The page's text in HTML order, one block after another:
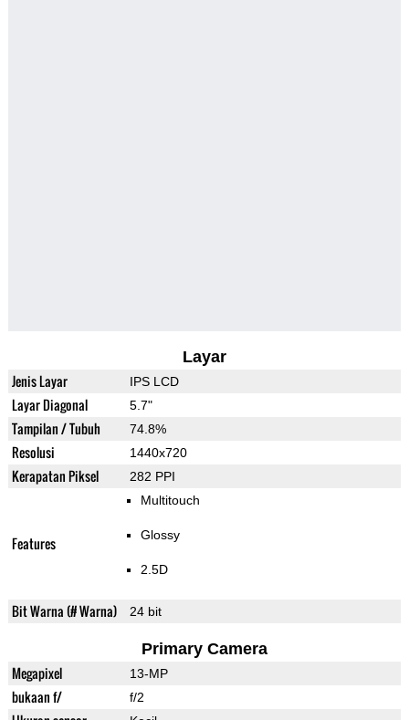
Layar
Jenis Layar IPS LCD
Layar Diagonal 5.7"
Tampilan / Tubuh 74.8%
Resolusi 1440x720
Kerapatan Piksel 282 PPI
Features
Multitouch
Glossy
2.5D
Bit Warna (# Warna) 24 bit
Primary Camera
Megapixel 13-MP
bukaan f/ f/2